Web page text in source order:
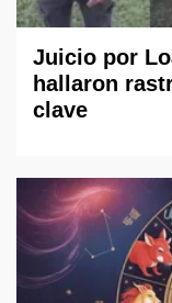
Juicio por
hallaron
clave